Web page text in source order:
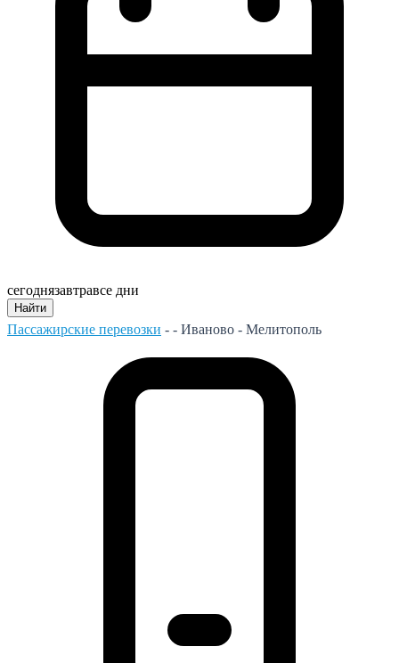
сегоднязавтравсе дни
Найти
Пассажирские перевозки - - Иваново - Мелитополь